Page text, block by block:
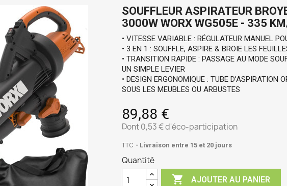
SOUFFLEUR ASPIRATEUR
3000W WORX WG505E - 335
• VITESSE VARIABLE : RÉGULATEUR MANUEL
• 3 EN 1 : SOUFFLE, ASPIRE & BROIE LES
• TRANSITION RAPIDE : PASSAGE AU MODE
UN SIMPLE LEVIER
• DESIGN ERGONOMIQUE : TUBE D’ASPIRATION
SOUS LES MEUBLES OU ARBUSTES
89,88 €
Dont 0,53 € d'éco-participation
TTC Livraison entre 15 et 20 jours
Quantité
 AJOUTER AU PANIER